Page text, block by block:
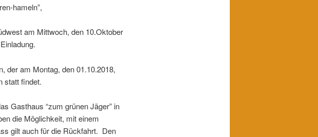
hameln”,
am Mittwoch, den 10.Oktober
der am Montag, den 01.10.2018,
statt findet.
Gasthaus “zum grünen Jäger” in
die Möglichkeit, mit einem
gilt auch für die Rückfahrt. Den